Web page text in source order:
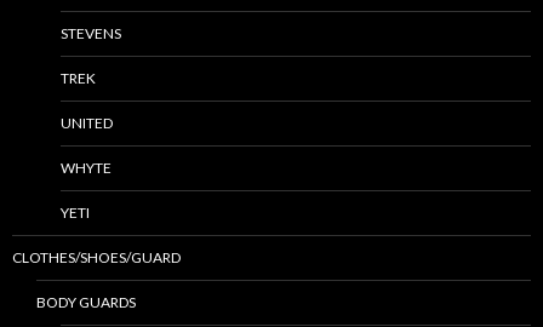
STEVENS
TREK
UNITED
WHYTE
YETI
CLOTHES/SHOES/GUARD
BODY GUARDS